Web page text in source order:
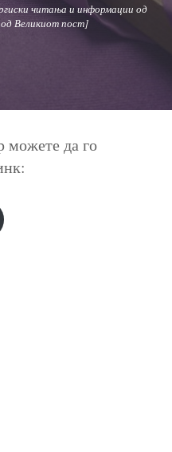
читања и информации од
Великиот пост]
можете да го